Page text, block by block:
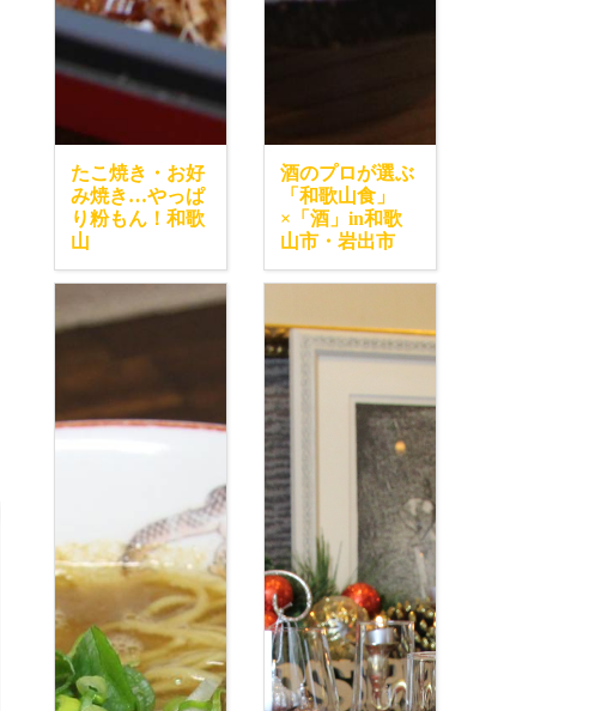
たこ焼き・お好
み焼き…やっぱ
り粉もん！和歌
山
酒のプロが選ぶ
「和歌山食」
×「酒」in和歌
山市・岩出市